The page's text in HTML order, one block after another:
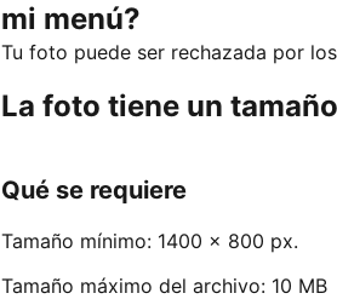
mi menú?
Tu foto puede ser rechazada por
La foto tiene un
Qué se requiere
Tamaño mínimo: 1400 × 800 px.
Tamaño máximo del archivo: 10 MB